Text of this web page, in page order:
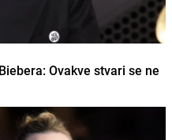
Ovakve stvari se ne